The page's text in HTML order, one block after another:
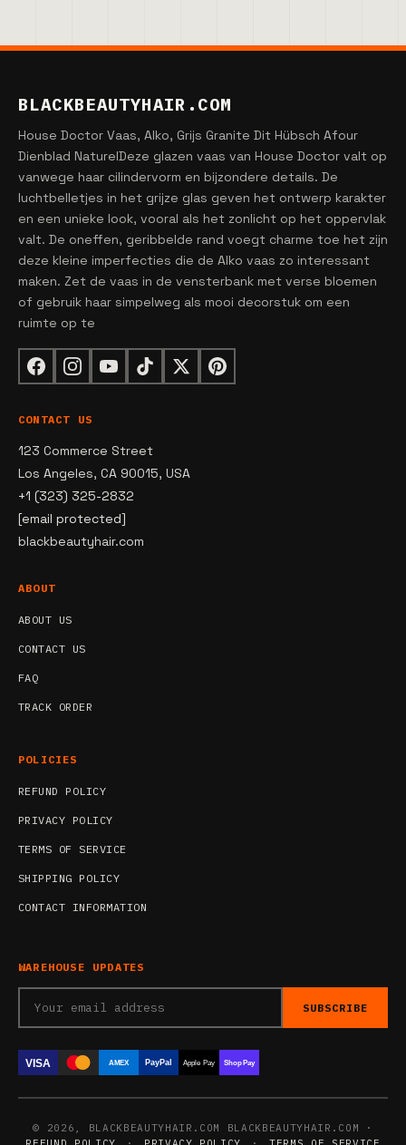
BLACKBEAUTYHAIR.COM
House Doctor Vaas, Alko, Grijs Granite Dit Hübsch Afour
Dienblad NaturelDeze glazen vaas van House Doctor valt op
vanwege haar cilindervorm en bijzondere details. De
luchtbelletjes in het grijze glas geven het ontwerp karakter
en een unieke look, vooral als het zonlicht op het oppervlak
valt. De oneffen, geribbelde rand voegt charme toe het zijn
deze kleine imperfecties die de Alko vaas zo interessant
maken. Zet de vaas in de vensterbank met verse bloemen
of gebruik haar simpelweg als mooi decorstuk om een
ruimte op te
CONTACT US
123 Commerce Street
Los Angeles, CA 90015, USA
+1 (323) 325-2832
[email protected]
blackbeautyhair.com
ABOUT
ABOUT US
CONTACT US
FAQ
TRACK ORDER
POLICIES
REFUND POLICY
PRIVACY POLICY
TERMS OF SERVICE
SHIPPING POLICY
CONTACT INFORMATION
WAREHOUSE UPDATES
SUBSCRIBE
VISA AMEX PayPal Apple Pay Shop Pay
© 2026, BLACKBEAUTYHAIR.COM BLACKBEAUTYHAIR.COM ·